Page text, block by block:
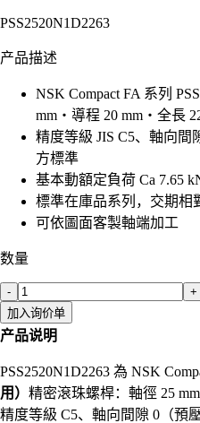
PSS2520N1D2263
产品描述
NSK Compact FA 系列
mm・導程 20 mm・全長
精度等級 JIS C5、軸向
方標準
基本動額定負荷 Ca 7.65
標準在庫品系列，交期相
可依圖面客製軸端加工
数量
-
+
加入询价单
产品说明
PSS2520N1D2263 為 NSK
用） 精密滾珠螺桿：軸徑 25
精度等級 C5、軸向間隙 0（預